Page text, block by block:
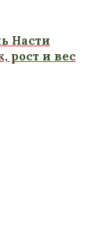
Насти
рост и вес